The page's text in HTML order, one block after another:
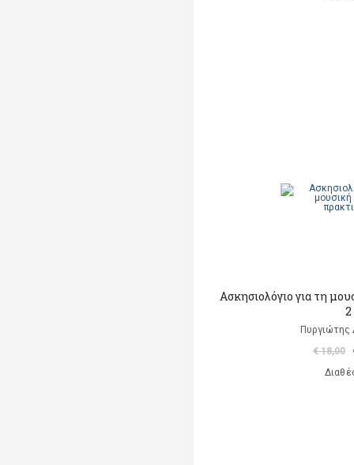
Ασκησιολόγιο για τη
2
Πυργιώτης
€ 18,00